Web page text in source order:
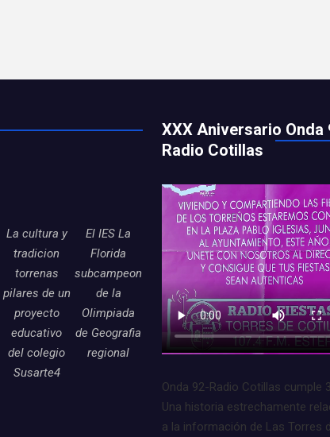
La cultura y
tradicion
torrenas
pilares de un
proyecto
educativo
del colegio
Susarte4
El IES La
Florida
subcampeon
de la
Olimpiada
de Geografia
regional
XXX Aniversario Onda
Radio Cotillas
Onda 92-Radio Cotillas cumple
Una historia estrechamente
a la información de Las Torres